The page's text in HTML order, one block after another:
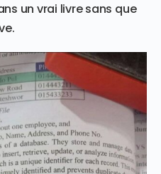
un vrai livre sans que